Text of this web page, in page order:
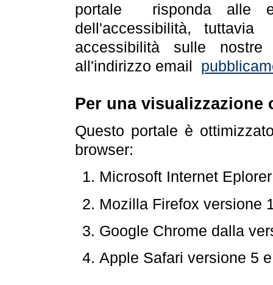
portale risponda alle
dell'accessibilità,
accessibilità sulle
all'indirizzo email
Per una visualizzazione
Questo portale è
browser:
Microsoft Internet
Mozilla Firefox versione
Google Chrome dalla
Apple Safari versione 5